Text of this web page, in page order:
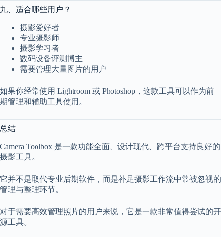
九、适合哪些用户？
摄影爱好者
专业摄影师
摄影学习者
数码设备评测博主
需要管理大量图片的用户
如果你经常使用 Lightroom 或 Photoshop，这款工具可以作为前
期管理和辅助工具使用。
总结
Camera Toolbox 是一款功能全面、设计现代、跨平台支持良好的
摄影工具。
它并不是取代专业后期软件，而是补足摄影工作流中常被忽视的
管理与整理环节。
对于需要高效管理照片的用户来说，它是一款非常值得尝试的开
源工具。